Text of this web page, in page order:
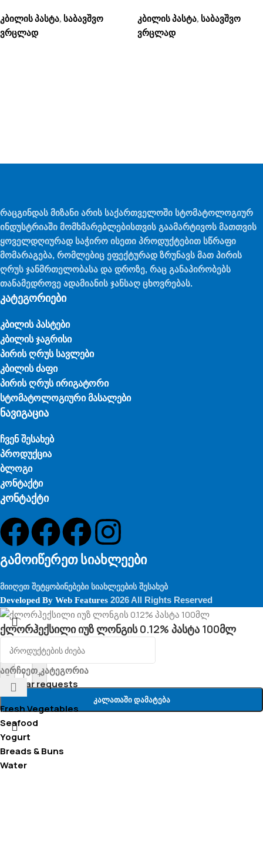
კბილის პასტა, საბავშვო
ვრცლად
კბილის პასტა, საბავშვო
ვრცლად
რაცგინდას მიზანი არის საქართველოში სტომატოლოგიურ
ინდუსტრიაში მომხმარებლებისთვის გაამარტივოს მათთვის
ყოველდღიურად საჭირო ისეთი პროდუქტებით სწრაფი
მომარაგება, რომლებიც ეფექტურად ზრუნავს მათ პირის
ღრუს ჯანმრთელობასა და დროზე, რაც განაპირობებს
თანამედროვე ადამიანის ჯანსაღ ცხოვრებას.
კატეგორიები
კბილის პასტები
კბილის ჯაგრისი
პირის ღრუს სავლები
კბილის ძაფი
პირის ღრუს ირიგატორი
სტომატოლოგიური მასალები
ნავიგაცია
ჩვენ შესახებ
პროდუქცია
ბლოგი
კონტაქტი
კონტაქტი
გამოიწერეთ სიახლეები
მიიღეთ შეტყობინებები სიახლეების შესახებ
Developed By Web Features 2026 All Rights Reserved
აირჩიეთ კატეგორია
Popular requests
Fresh Vegetables
Seafood
Yogurt
Breads & Buns
Water
ქლორჰექსილი იუზ ლონგის 0.12% პასტა 100მლ
28.00₾
- +
Კალათაში Დამატება